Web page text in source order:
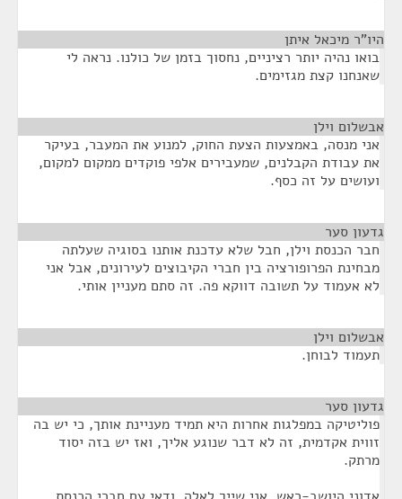
היו"ר מיכאל איתן
בואו נהיה יותר רציניים, נחסוך בזמן של כולנו. נראה לי
שאנחנו קצת מגזימים.
אבשלום וילן
אני מנסה, באמצעות הצעת החוק, למנוע את המעבר, בעיקר
את עבודת הקבלנים, שמעבירים אלפי פוקדים ממקום למקום,
ועושים על זה כסף.
גדעון סער
חבר הכנסת וילן, חבל שלא עדכנת אותנו בסוגיה שעלתה
מבחינת הפרופורציה בין חברי הקיבוצים לעירונים, אבל אני
לא אעמוד על תשובה דווקא פה. זה סתם מעניין אותי.
אבשלום וילן
תעמוד לבוחן.
גדעון סער
פוליטיקה במפלגות אחרות היא תמיד מעניינת אותך, כי יש בה
זווית אקדמית, זה לא דבר שנוגע אליך, ואז יש בזה יסוד
מרתק.